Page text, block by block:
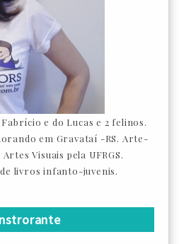
e do Lucas e 2 felinos.
em Gravataí -RS. Arte-
Visuais pela UFRGS.
livros infanto-juvenis.